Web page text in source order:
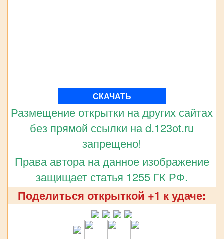
СКАЧАТЬ
Размещение открытки на других сайтах
без прямой ссылки на d.123ot.ru
запрещено!
Права автора на данное изображение
защищает статья 1255 ГК РФ.
Поделиться открыткой +1 к удаче: